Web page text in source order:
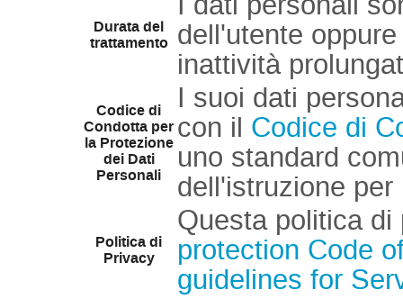
Durata del
trattamento dell'utente
inattività
Codice di
Condotta per
la Protezione
dei Dati
Personali
I suoi dati
con il Codice di
uno standard
dell'istruzione
Politica di
Privacy
Questa politica
protection Code
guidelines for